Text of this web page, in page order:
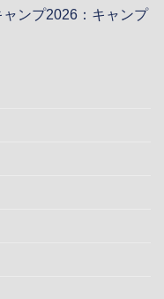
ンプ2026：キャンプ